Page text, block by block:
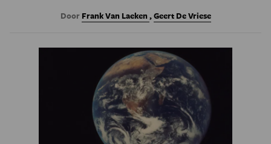
Door Frank Van Laeken,Geert De Vriese